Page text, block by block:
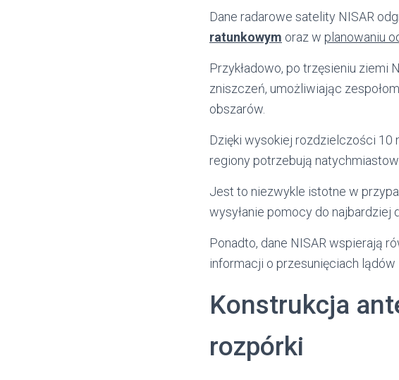
Dane radarowe satelity NISAR
ratunkowym oraz w planowaniu
Przykładowo, po trzęsieniu ziemi
zniszczeń, umożliwiając
obszarów.
Dzięki wysokiej rozdzielczości 10
regiony potrzebują
Jest to niezwykle istotne w
wysyłanie pomocy do najbardziej
Ponadto, dane NISAR wspierają
informacji o przesunięciach
Konstrukcja
rozpórki